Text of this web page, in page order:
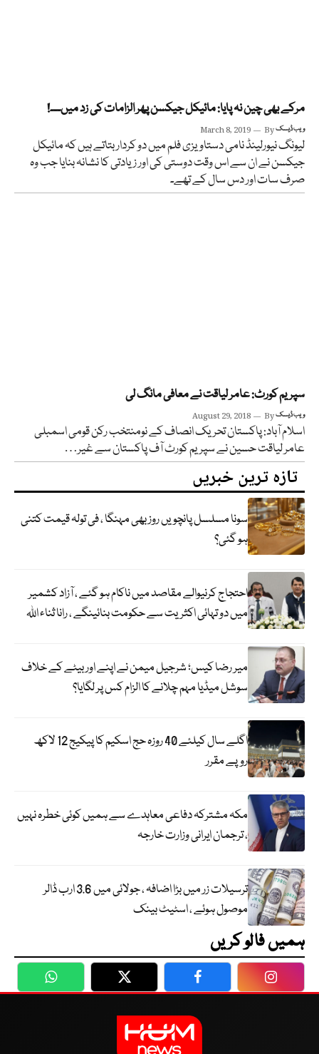
مرکے بھی چین نہ پایا: مائیکل جیکسن پھر الزامات کی زد میں۔۔۔!
March 8, 2019 Byویب ڈیسک
لیونگ نیورلینڈ نامی دستاویزی فلم میں دو کردار بتاتے ہیں کہ مائیکل
جیکسن نے ان سے اس وقت دوستی کی اور زیادتی کا نشانہ بنایا جب وہ
صرف سات اور دس سال کے تھے۔
سپریم کورٹ: عامر لیاقت نے معافی مانگ لی
August 29, 2018 Byویب ڈیسک
اسلام آباد: پاکستان تحریک انصاف کے نومنتخب رکن قومی اسمبلی
عامر لیاقت حسین نے سپریم کورٹ آف پاکستان سے غیر…
تازہ ترین خبریں
سونا مسلسل پانچویں روز بھی مہنگا ، فی تولہ قیمت کتنی
ہو گئی؟
احتجاج کرنیوالے مقاصد میں ناکام ہو گئے ، آزاد کشمیر
میں دو تہائی اکثریت سے حکومت بنائینگے ، رانا ثناء اللہ
میر رضا کیس؛ شرجیل میمن نے اپنے اور بیٹے کے خلاف
سوشل میڈیا مہم چلانے کا الزام کس پر لگایا؟
اگلے سال کیلئے 40 روزہ حج اسکیم کا پیکیج 12 لاکھ
روپے مقرر
مکہ مشترکہ دفاعی معاہدے سے ہمیں کوئی خطرہ نہیں
، ترجمان ایرانی وزارت خارجہ
ترسیلات زر میں بڑا اضافہ ، جولائی میں 3.6 ارب ڈالر
موصول ہوئے ، اسٹیٹ بینک
ہمیں فالو کریں
WhatsApp Twitter Facebook